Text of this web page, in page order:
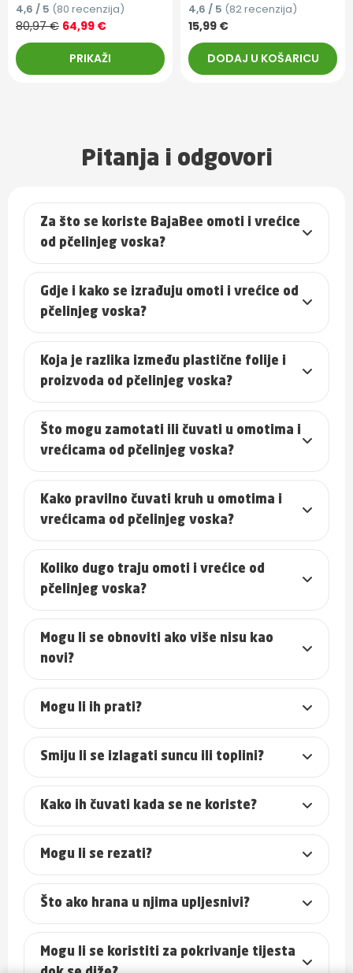
4,6 / 5 (80 recenzija)
80,97 € 64,99 €
PRIKAŽI
4,6 / 5 (82 recenzija)
15,99 €
DODAJ U KOŠARICU
Pitanja i odgovori
Za što se koriste BajaBee omoti i vrećice
od pčelinjeg voska?
Gdje i kako se izrađuju omoti i vrećice od
pčelinjeg voska?
Koja je razlika između plastične folije i
proizvoda od pčelinjeg voska?
Što mogu zamotati ili čuvati u omotima i
vrećicama od pčelinjeg voska?
Kako pravilno čuvati kruh u omotima i
vrećicama od pčelinjeg voska?
Koliko dugo traju omoti i vrećice od
pčelinjeg voska?
Mogu li se obnoviti ako više nisu kao
novi?
Mogu li ih prati?
Smiju li se izlagati suncu ili toplini?
Kako ih čuvati kada se ne koriste?
Mogu li se rezati?
Što ako hrana u njima upljesnivi?
Mogu li se koristiti za pokrivanje tijesta